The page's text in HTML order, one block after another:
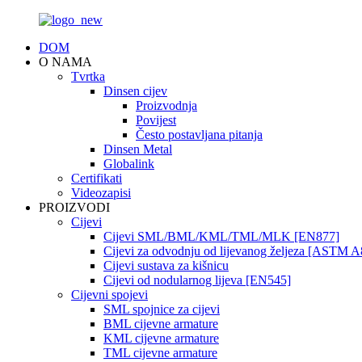
DOM
O NAMA
Tvrtka
Dinsen cijev
Proizvodnja
Povijest
Često postavljana pitanja
Dinsen Metal
Globalink
Certifikati
Videozapisi
PROIZVODI
Cijevi
Cijevi SML/BML/KML/TML/MLK [EN877]
Cijevi za odvodnju od lijevanog željeza [ASTM
Cijevi sustava za kišnicu
Cijevi od nodularnog lijeva [EN545]
Cijevni spojevi
SML spojnice za cijevi
BML cijevne armature
KML cijevne armature
TML cijevne armature